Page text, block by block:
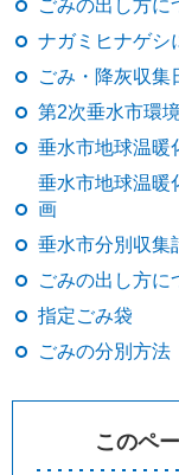
ごみの出し方に
ナガミヒナゲシ
ごみ・降灰収集
第2次垂水市環
垂水市地球温暖
垂水市地球温暖
画
垂水市分別収集
ごみの出し方に
指定ごみ袋
ごみの分別方法
このペ